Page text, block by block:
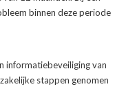
binnen deze periode
informatiebeveiliging van
stappen genomen